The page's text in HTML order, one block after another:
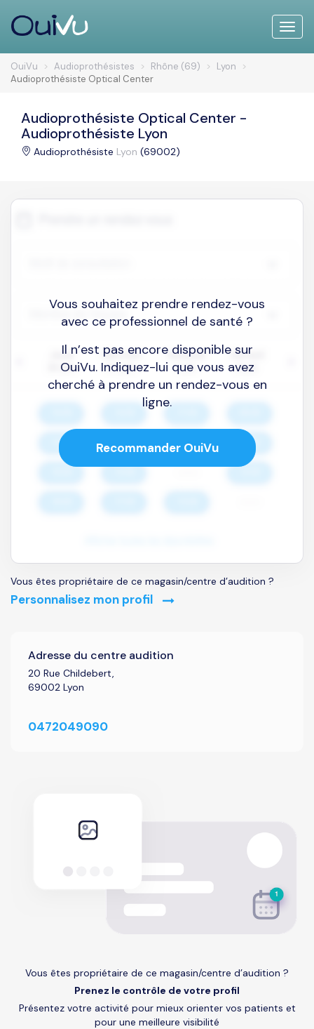
Toggle
OuiVu Audioprothésistes Rhône (69)
Lyon
Audioprothésiste Optical Center
Audioprothésiste Optical Center -
Audioprothésiste Lyon
Audioprothésiste Lyon (69002)
Vous souhaitez prendre rendez-vous
avec ce professionnel de santé ?
Il n’est pas encore disponible sur
OuiVu. Indiquez-lui que vous avez
cherché à prendre un rendez-vous en
ligne.
Recommander OuiVu
Vous êtes propriétaire de ce magasin/centre d’audition ?
Personnalisez mon profil
Adresse du centre audition
20 Rue Childebert,
69002 Lyon
0472049090
Vous êtes propriétaire de ce magasin/centre d’audition ?
Prenez le contrôle de votre profil
Présentez votre activité pour mieux orienter vos patients et
pour une meilleure visibilité